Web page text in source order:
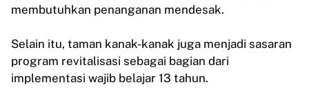
membutuhkan penanganan mendesak.
Selain itu, taman kanak-kanak juga menjadi sasaran
program revitalisasi sebagai bagian dari
implementasi wajib belajar 13 tahun.